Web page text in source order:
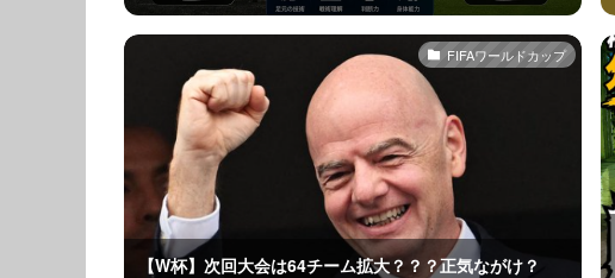
FIFAワールドカップ
【W杯】次回大会は64チーム拡大？？？正気ながけ？